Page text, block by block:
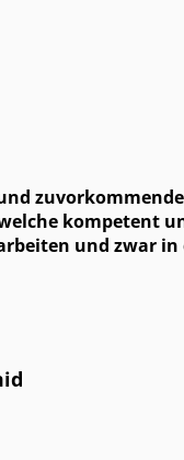
kompetent
und zwar in